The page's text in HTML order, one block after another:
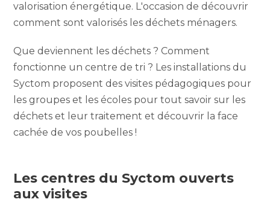
valorisation énergétique. L'occasion de découvrir
comment sont valorisés les déchets ménagers.
Que deviennent les déchets ? Comment
fonctionne un centre de tri ? Les installations du
Syctom proposent des visites pédagogiques pour
les groupes et les écoles pour tout savoir sur les
déchets et leur traitement et découvrir la face
cachée de vos poubelles !
Les centres du Syctom ouverts
aux visites